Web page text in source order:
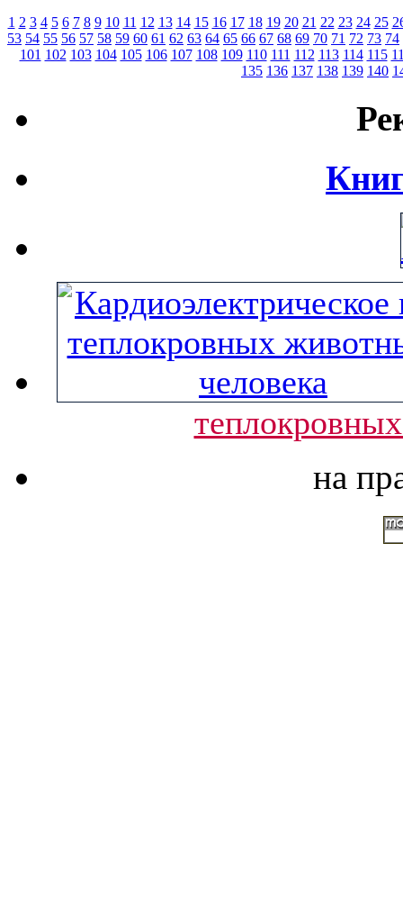
1 2 3 4 5 6 7 8 9 10 11 12 13 14 15 16 17 18 19 20 21 22 23 24 25
53 54 55 56 57 58 59 60 61 62 63 64 65 66 67 68 69 70 71 72 73 74
101 102 103 104 105 106 107 108 109 110 111 112 113 114 115
135 136 137 138 139 140
на